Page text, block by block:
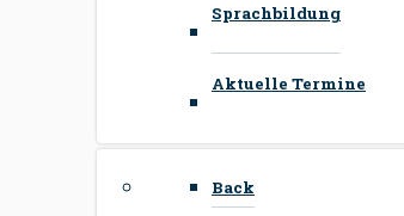
Sprachbildung
Aktuelle Termine
Back